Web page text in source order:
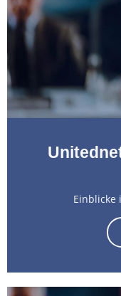
Einblicke